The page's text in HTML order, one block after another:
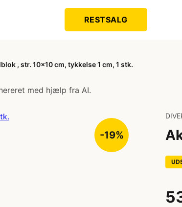
RESTSALG
, str. 10x10 cm, tykkelse 1 cm, 1 stk.
med hjælp fra AI.
-19%